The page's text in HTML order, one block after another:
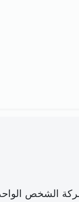
الشخص الواحد